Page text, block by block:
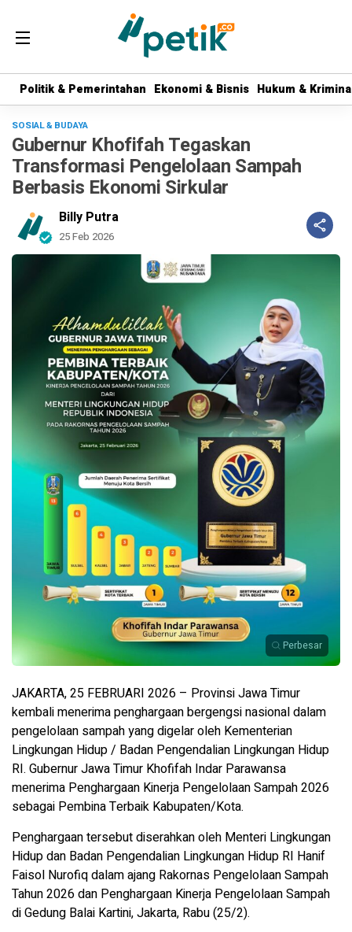
Politik & Pemerintahan Ekonomi & Bisnis Hukum &
Politik & Pemerintahan Ekonomi & Bisnis Hukum &
SOSIAL & BUDAYA
Gubernur Khofifah Tegaskan
Transformasi Pengelolaan Sampah
Berbasis Ekonomi Sirkular
Billy Putra
25 Feb 2026
Perbesar
JAKARTA, 25 FEBRUARI 2026 – Provinsi Jawa Timur
kembali menerima penghargaan bergengsi nasional dalam
pengelolaan sampah yang digelar oleh Kementerian
Lingkungan Hidup / Badan Pengendalian Lingkungan Hidup
RI. Gubernur Jawa Timur Khofifah Indar Parawansa
menerima Penghargaan Kinerja Pengelolaan Sampah 2026
sebagai Pembina Terbaik Kabupaten/Kota.
Penghargaan tersebut diserahkan oleh Menteri Lingkungan
Hidup dan Badan Pengendalian Lingkungan Hidup RI Hanif
Faisol Nurofiq dalam ajang Rakornas Pengelolaan Sampah
Tahun 2026 dan Penghargaan Kinerja Pengelolaan Sampah
di Gedung Balai Kartini, Jakarta, Rabu (25/2).